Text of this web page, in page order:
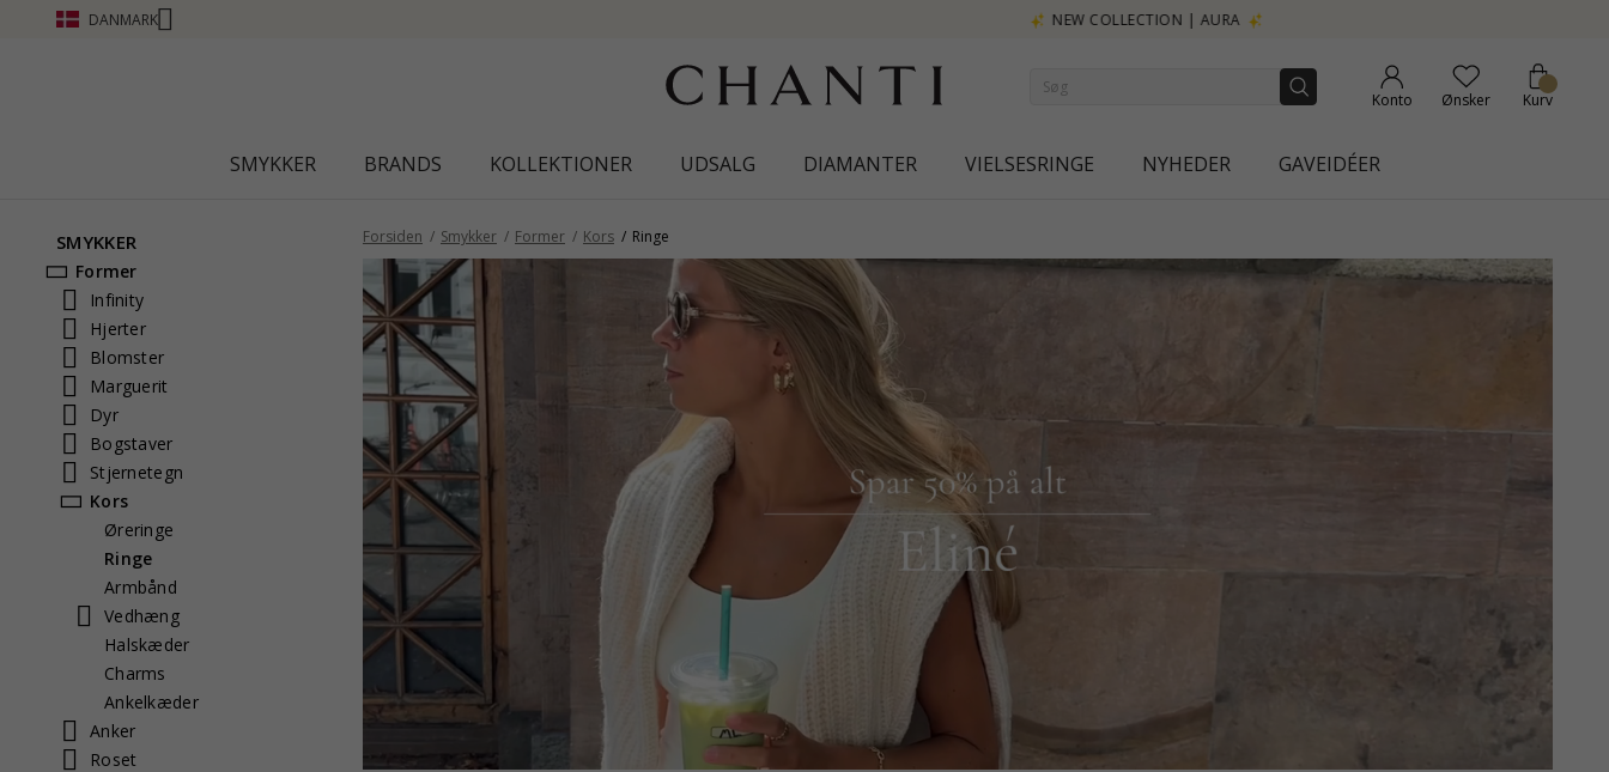
DANMARK
Konto Ønsker Kurv
SMYKKER BRANDS KOLLEKTIONER UDSALG DIAMANTER VIELSESRINGE NYHEDER GAVEIDÉER
SMYKKER
Former
Infinity
Hjerter
Blomster
Marguerit
Dyr
Bogstaver
Stjernetegn
Kors
Øreringe
Ringe
Armbånd
Vedhæng
Halskæder
Charms
Ankelkæder
Anker
Roset
Forsiden Smykker Former Kors Ringe